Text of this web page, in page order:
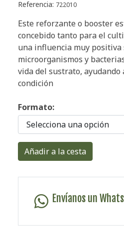
Referencia: 722010
Este reforzante o booster
concebido tanto para el
una influencia muy
microorganismos y
vida del sustrato,
condición
Formato:
Añadir a la cesta
Envíanos un